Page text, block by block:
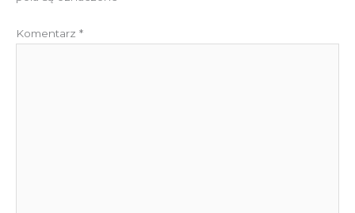
Komentarz *